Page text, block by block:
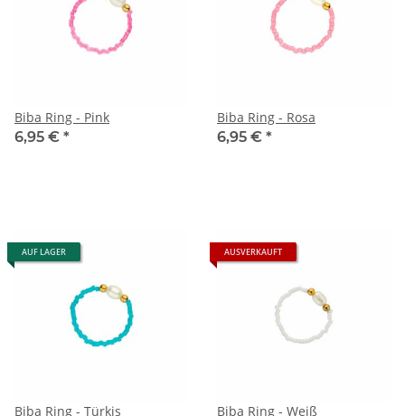
Biba Ring - Pink
6,95 € *
Biba Ring - Rosa
6,95 € *
AUF LAGER
Biba Ring - Türkis
AUSVERKAUFT
Biba Ring - Weiß